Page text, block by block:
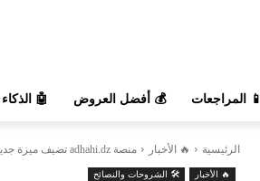
📱 المراجعات 💰 أفضل العروض 🤖
الرئيسية 🔥 الأخبار منصة adhahi.dz تضيف ميزة جديدة لمتابعة استيراد أضاحي 2026 لحظة بلحظة
🔥 الأخبار 🛠️ الشروحات والنصائح